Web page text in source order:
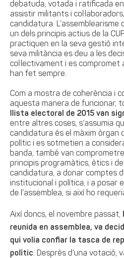
debatuda, votada i ratificada
assistir militants i
candidatura.
un dels principis actius de la
practiquen en la seva gestió
seva militància es deu a les
col·lectivament i es
han fet sempre.
Com a mostra de coherència i
aquesta manera de funcionar,
llista electoral de 2015 van
entre altres coses, s’assumia
candidatura és el màxim òrgan
polític i es sotmetien a
banda, també van
principis programàtics, ètics i
candidatura, a donar comptes
institucional i política, i a posar
de l’assemblea, si així ho
Així doncs, el novembre passat,
reunida en assemblea, va
qui volia confiar la tasca de
polític. Després d’una votació,